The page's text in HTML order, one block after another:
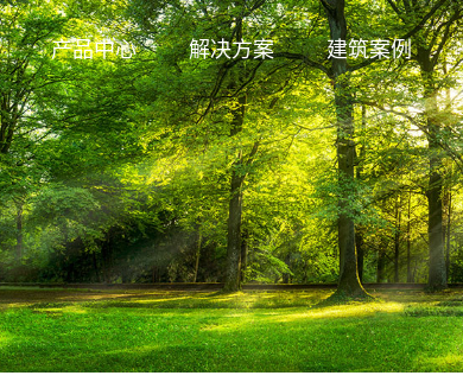
产品中心 解决方案 建筑案例